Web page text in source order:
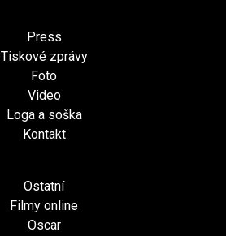
Press
Tiskové zprávy
Foto
Video
Loga a soška
Kontakt
Ostatní
Filmy online
Oscar